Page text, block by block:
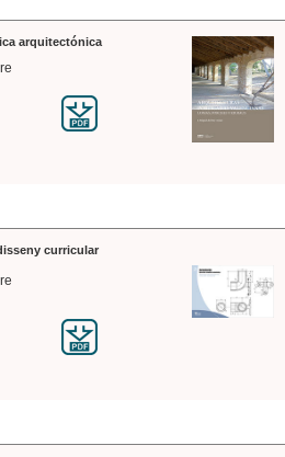
arquitectónica
curricular